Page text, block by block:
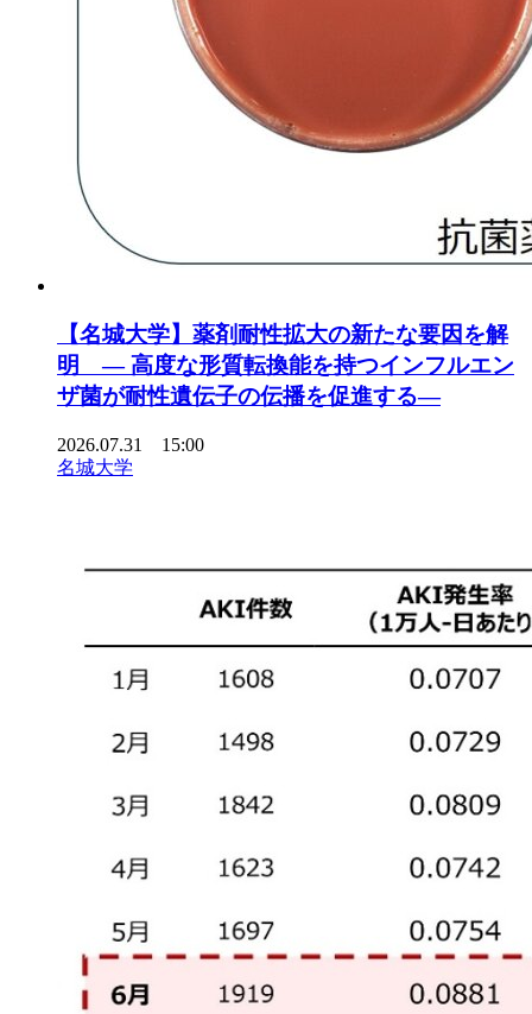
【名城大学】薬剤耐性拡大の新たな要因を解
明 ― 高度な形質転換能を持つインフルエン
ザ菌が耐性遺伝子の伝播を促進する―
2026.07.31 15:00
名城大学